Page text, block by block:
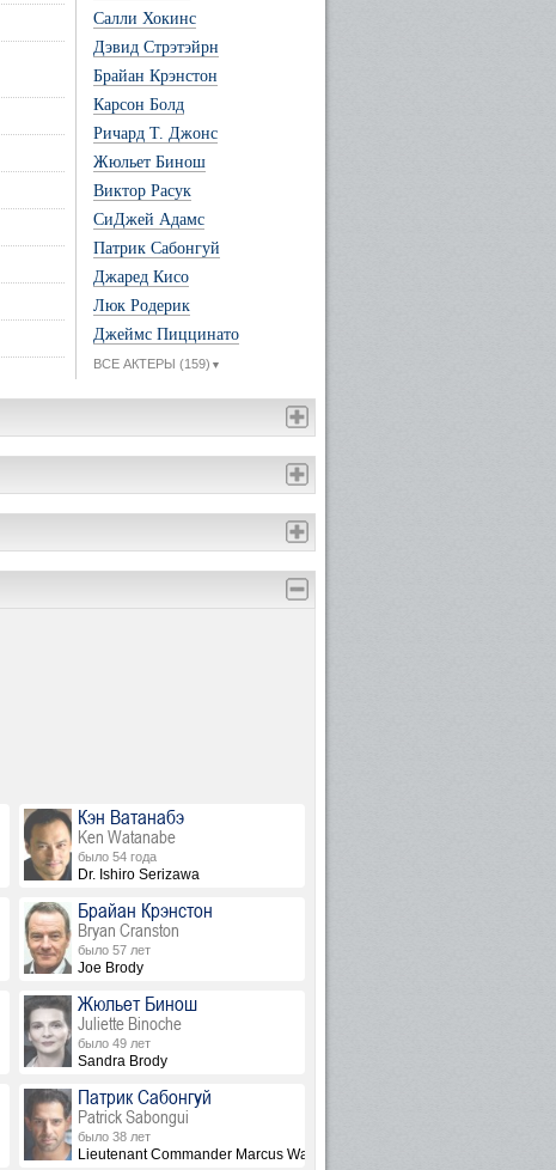
Салли Хокинс
Дэвид Стрэтэйрн
Брайан Крэнстон
Карсон Болд
Ричард Т. Джонс
Жюльет Бинош
Виктор Расук
СиДжей Адамс
Патрик Сабонгуй
Джаред Кисо
Люк Родерик
Джеймс Пиццинато
ВСЕ АКТЕРЫ (159) ▼
Кэн Ватанабэ
Ken Watanabe
было 54 года
Dr. Ishiro Serizawa
Брайан Крэнстон
Bryan Cranston
было 57 лет
Joe Brody
Жюльет Бинош
Juliette Binoche
было 49 лет
Sandra Brody
Патрик Сабонгуй
Patrick Sabongui
было 38 лет
Lieutenant Commander Marcus Waltz